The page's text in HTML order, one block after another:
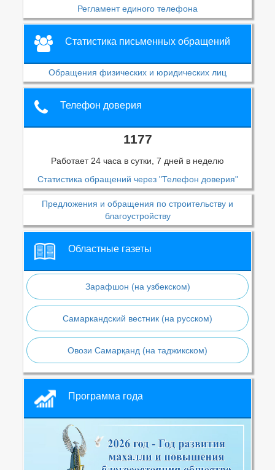
Регламент единого телефона
Статистика письменных обращений
Обращения физических и юридических лиц
Телефон доверия
1177
Работает 24 часа в сутки, 7 дней в неделю
Статистика обращений через "Телефон доверия"
Предложения и обращения по строительству и
благоустройству
Областные газеты
Зарафшон (на узбекском)
Самаркандский вестник (на русском)
Овози Самарқанд (на таджикском)
Программа года